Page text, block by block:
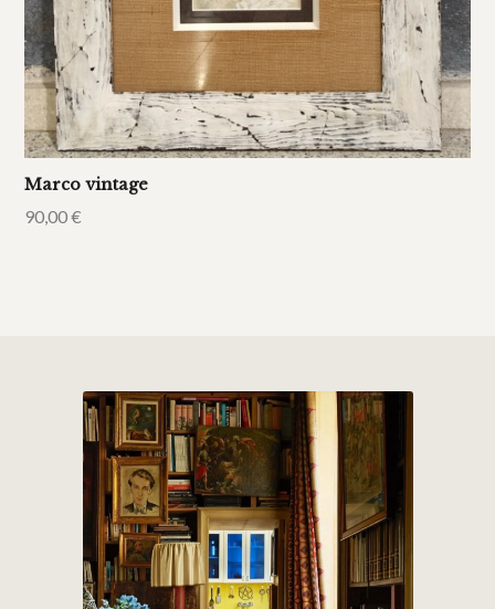
Marco vintage
90,00€